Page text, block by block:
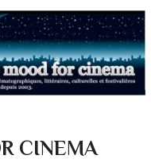
CINEMA